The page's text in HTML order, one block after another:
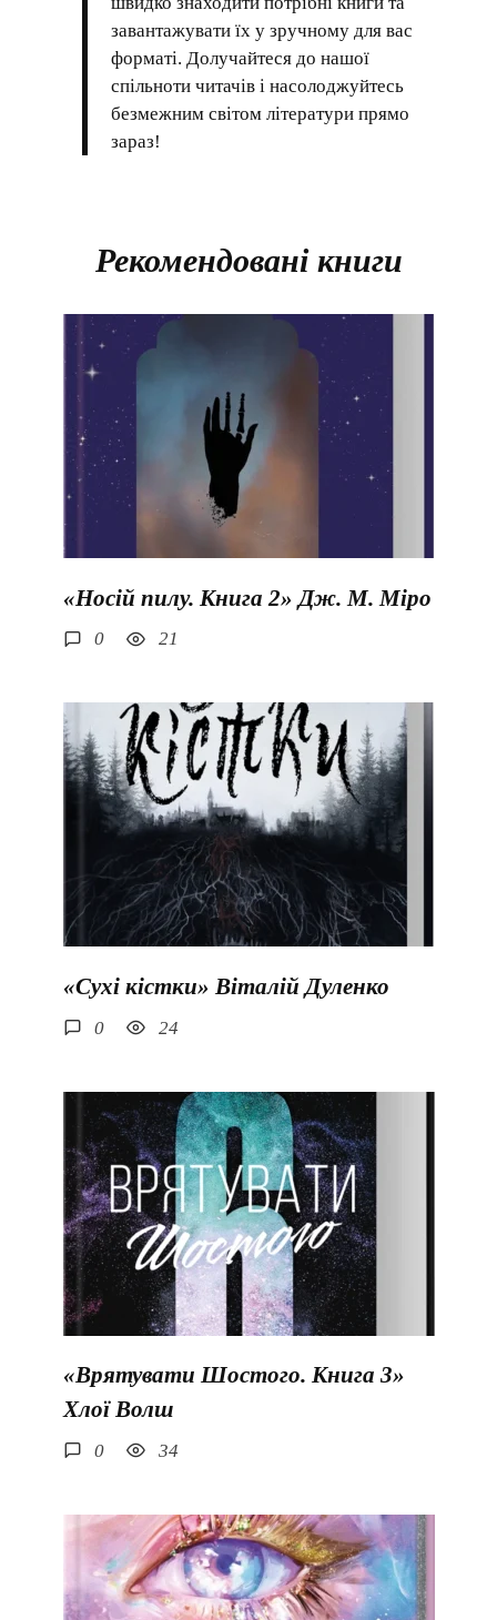
завантажувати їх у зручному для вас
форматі. Долучайтеся до нашої
спільноти читачів і насолоджуйтесь
безмежним світом літератури прямо
зараз!
Рекомендовані книги
«Носій пилу. Книга 2» Дж. М. Міро
0 21
«Сухі кістки» Віталій Дуленко
0 24
«Врятувати Шостого. Книга 3»
Хлої Волш
0 34